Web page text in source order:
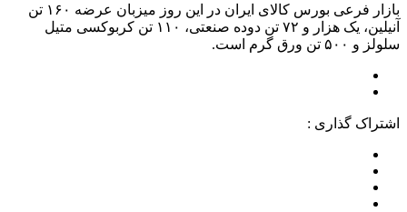
بازار فرعی بورس کالای ایران در این روز میزبان عرضه ۱۶۰ تن
آنیلین، یک هزار و ۷۲ تن دوده صنعتی، ۱۱۰ تن کربوکسی متیل
سلولز و ۵۰۰ تن ورق گرم است.
اشتراک گذاری :